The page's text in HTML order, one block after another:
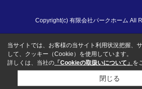
Copyright(c) 有限会社パークホーム All
当サイトでは、お客様の当サイト利用状況把握、
して、クッキー（Cookie）を使用しています。
詳しくは、当社の 「Cookieの取扱いについて」 を
閉じる